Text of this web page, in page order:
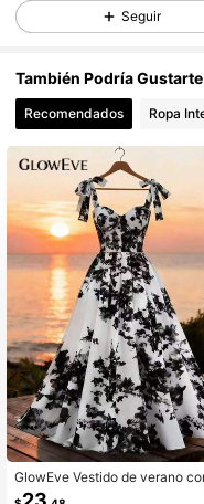
4.78 820K
4.78 820K
4.78 820K
4.78 820K
4.78 820K
4.78 820K
Seguir
También Podría Gustarte
Recomendados Ropa
GlowEve Vestido de verano
ampado integral y lazos en los